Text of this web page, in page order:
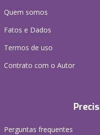
Quem somos
Fatos e Dados
Termos de uso
Contrato com o Autor
Perguntas frequentes